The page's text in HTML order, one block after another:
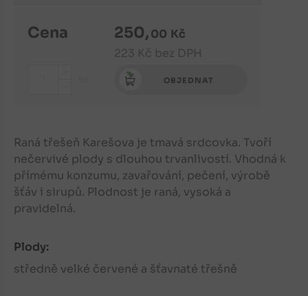
Cena 250,00 Kč
223 Kč bez DPH
OBJEDNAT
Raná třešeň Karešova je tmavá srdcovka. Tvoří
nečervivé plody s dlouhou trvanlivostí. Vhodná k
přímému konzumu, zavařování, pečení, výrobě
šťáv i sirupů. Plodnost je raná, vysoká a
pravidelná.
Plody:
středně velké červené a šťavnaté třešně